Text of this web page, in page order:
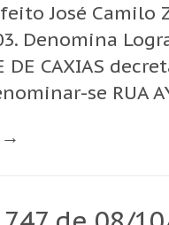
José Camilo
DE CAXIAS
se RUA
→